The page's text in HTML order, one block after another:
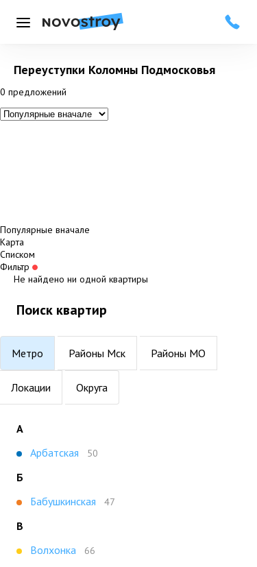
Меню
Переуступки Коломны Подмосковья
0 предложений
Популярные вначале
Карта
Списком
Фильтр
Не найдено ни одной квартиры
Поиск квартир
Метро Районы Мск Районы МО
Локации Округа
А
Арбатская
50
Б
Бабушкинская
47
В
Волхонка
66